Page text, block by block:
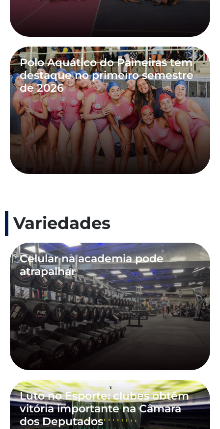
Polo Aquático do Paineiras tem
destaque no primeiro semestre
de 2026
Variedades
Celular na academia pode
atrapalhar
Luto no Esporte: clubes obtêm
vitória importante na Câmara
dos Deputados